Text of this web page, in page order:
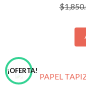
$
¡OFERTA!